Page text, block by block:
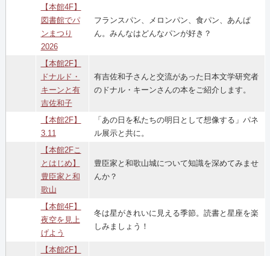
【本館4F】
図書館でパ
ンまつり
2026
フランスパン、メロンパン、食パン、あんぱ
ん。みんなはどんなパンが好き？
【本館2F】
ドナルド・
キーンと有
吉佐和子
有吉佐和子さんと交流があった日本文学研究者
のドナル・キーンさんの本をご紹介します。
【本館2F】
3.11
「あの日を私たちの明日として想像する」パネ
ル展示と共に。
【本館2Fこ
とはじめ】
豊臣家と和
歌山
豊臣家と和歌山城について知識を深めてみませ
んか？
【本館4F】
夜空を見上
げよう
冬は星がきれいに見える季節。読書と星座を楽
しみましょう！
【本館2F】